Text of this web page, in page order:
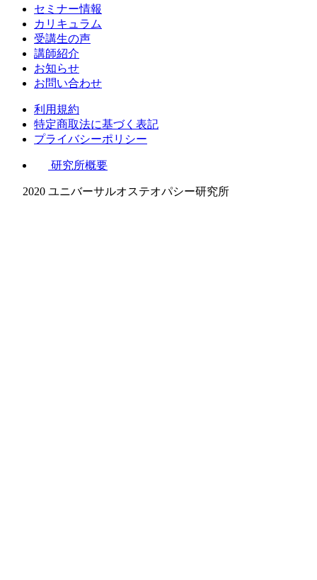
セミナー情報
カリキュラム
受講生の声
講師紹介
お知らせ
お問い合わせ
利用規約
特定商取法に基づく表記
プライバシーポリシー
研究所概要
2020 ユニバーサルオステオパシー研究所